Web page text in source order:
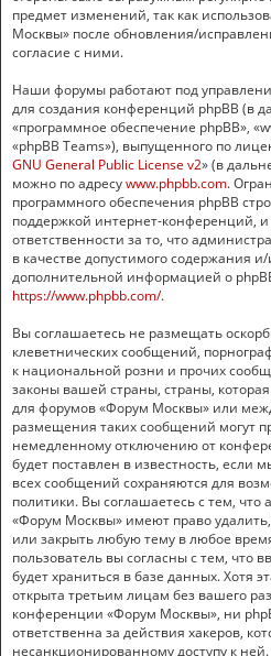
предмет изменений, так как
Москвы» после обновления/
согласие с ними.
Наши форумы работают под
для создания конференций phpBB (в
«программное обеспечение phpBB»,
«phpBB Teams»), выпущенного по
GNU General Public License v2» (в
можно по адресуwww.phpbb.com.
программного обеспечения phpBB
поддержкой интернет-конференций, и
ответственности за то, что
в качестве допустимого содержания
дополнительной информацией о
https://www.phpbb.com/.
Вы соглашаетесь не размещать
клеветнических сообщений,
к национальной розни и прочих
законы вашей страны, страны, которая
для форумов «Форум Москвы» или
размещения таких сообщений могут
немедленному отключению от
будет поставлен в известность, если
всех сообщений сохраняются для
политики. Вы соглашаетесь с тем,
«Форум Москвы» имеют право
или закрыть любую тему в любое
пользователь вы согласны с тем, что
будет храниться в базе данных. Хотя
открыта третьим лицам без вашего
конференции «Форум Москвы», ни
ответственна за действия хакеров,
несанкционированному доступу к ней.